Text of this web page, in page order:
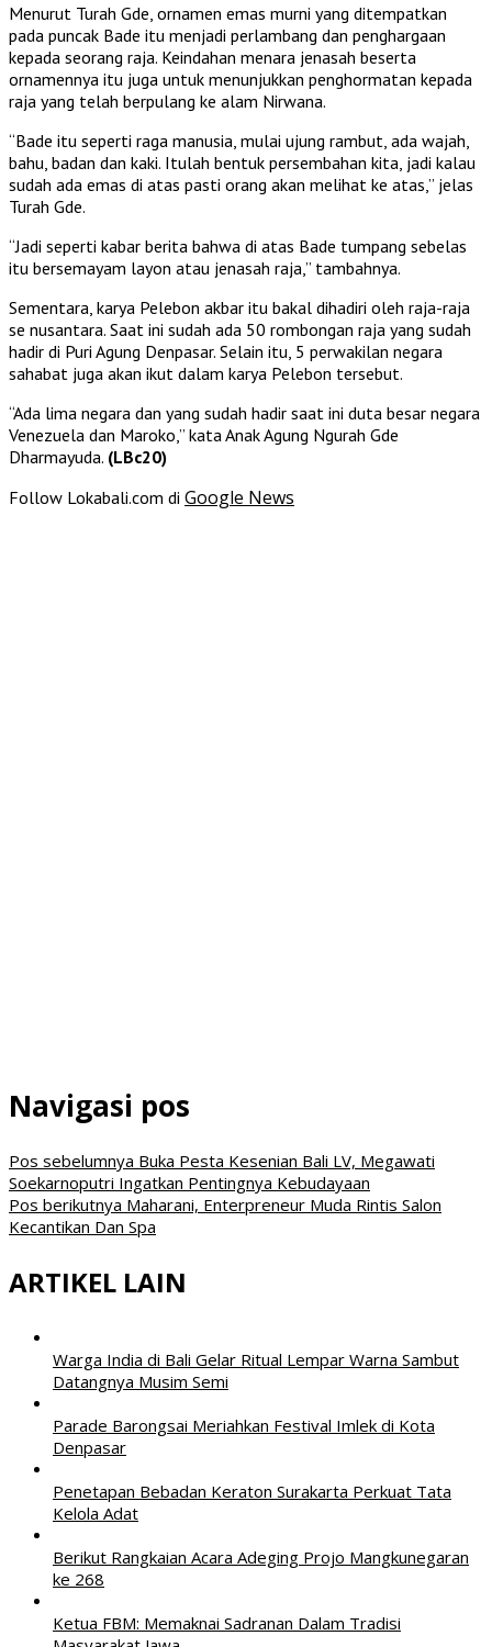
Menurut Turah Gde, ornamen emas murni yang ditempatkan
pada puncak Bade itu menjadi perlambang dan penghargaan
kepada seorang raja. Keindahan menara jenasah beserta
ornamennya itu juga untuk menunjukkan penghormatan kepada
raja yang telah berpulang ke alam Nirwana.
“Bade itu seperti raga manusia, mulai ujung rambut, ada wajah,
bahu, badan dan kaki. Itulah bentuk persembahan kita, jadi kalau
sudah ada emas di atas pasti orang akan melihat ke atas,” jelas
Turah Gde.
“Jadi seperti kabar berita bahwa di atas Bade tumpang sebelas
itu bersemayam layon atau jenasah raja,” tambahnya.
Sementara, karya Pelebon akbar itu bakal dihadiri oleh raja-raja
se nusantara. Saat ini sudah ada 50 rombongan raja yang sudah
hadir di Puri Agung Denpasar. Selain itu, 5 perwakilan negara
sahabat juga akan ikut dalam karya Pelebon tersebut.
“Ada lima negara dan yang sudah hadir saat ini duta besar negara
Venezuela dan Maroko,” kata Anak Agung Ngurah Gde
Dharmayuda. (LBc20)
Follow Lokabali.com di Google News
Navigasi pos
Pos sebelumnya Buka Pesta Kesenian Bali LV, Megawati
Soekarnoputri Ingatkan Pentingnya Kebudayaan
Pos berikutnya Maharani, Enterpreneur Muda Rintis Salon
Kecantikan Dan Spa
ARTIKEL LAIN
Warga India di Bali Gelar Ritual Lempar Warna Sambut
Datangnya Musim Semi
Parade Barongsai Meriahkan Festival Imlek di Kota
Denpasar
Penetapan Bebadan Keraton Surakarta Perkuat Tata
Kelola Adat
Berikut Rangkaian Acara Adeging Projo Mangkunegaran
ke 268
Ketua FBM: Memaknai Sadranan Dalam Tradisi